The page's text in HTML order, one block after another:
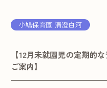
小鳩保育園 清澄白河
【12月未就園児の定期的
ご案内】